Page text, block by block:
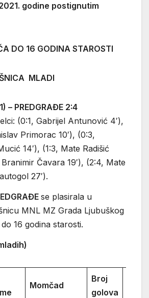
godine postignutim
DO 16 GODINA STAROSTI
MLADI
– PREDGRAĐE 2:4
(0:1, Gabrijel Antunović 4′),
Primorac 10′), (0:3,
14′), (1:3, Mate Radišić
Branimir Čavara 19′), (2:4, Mate
27′).
se plasirala u
MNL MZ Grada Ljubuškog
16 godina starosti.
Momčad
Broj
golova